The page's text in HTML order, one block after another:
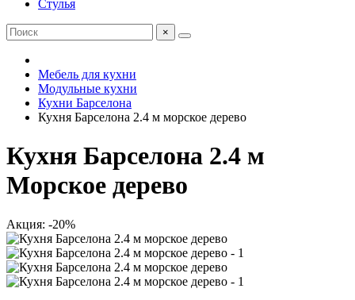
Стулья
×
Мебель для кухни
Модульные кухни
Кухни Барселона
Кухня Барселона 2.4 м морское дерево
Кухня Барселона 2.4 м
Морское дерево
Акция: -20%